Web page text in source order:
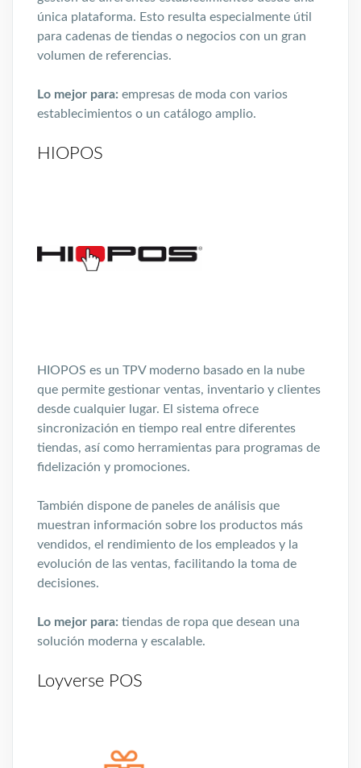
única plataforma. Esto resulta especialmente útil
para cadenas de tiendas o negocios con un gran
volumen de referencias.
Lo mejor para: empresas de moda con varios
establecimientos o un catálogo amplio.
HIOPOS
HIOPOS es un TPV moderno basado en la nube
que permite gestionar ventas, inventario y clientes
desde cualquier lugar. El sistema ofrece
sincronización en tiempo real entre diferentes
tiendas, así como herramientas para programas de
fidelización y promociones.
También dispone de paneles de análisis que
muestran información sobre los productos más
vendidos, el rendimiento de los empleados y la
evolución de las ventas, facilitando la toma de
decisiones.
Lo mejor para: tiendas de ropa que desean una
solución moderna y escalable.
Loyverse POS